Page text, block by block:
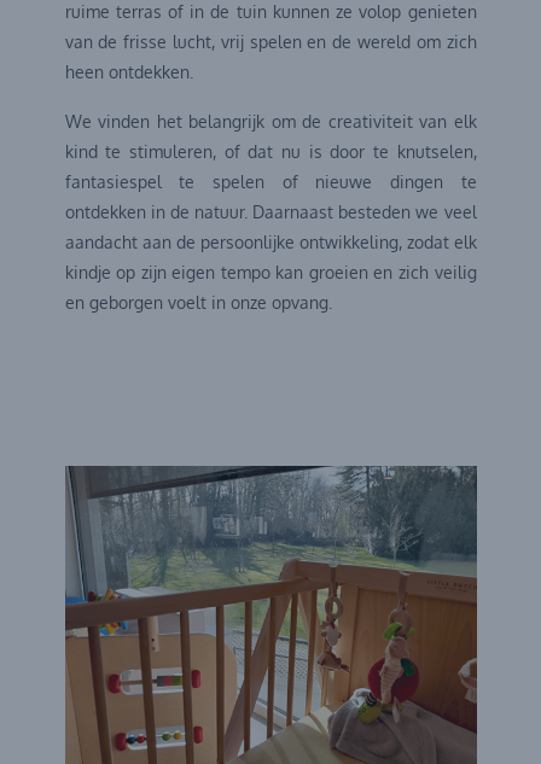
ruime terras of in de tuin kunnen ze volop genieten
van de frisse lucht, vrij spelen en de wereld om zich
heen ontdekken.
We vinden het belangrijk om de creativiteit van elk
kind te stimuleren, of dat nu is door te knutselen,
fantasiespel te spelen of nieuwe dingen te
ontdekken in de natuur. Daarnaast besteden we veel
aandacht aan de persoonlijke ontwikkeling, zodat elk
kindje op zijn eigen tempo kan groeien en zich veilig
en geborgen voelt in onze opvang.